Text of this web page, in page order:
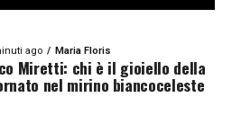
ago Maria Floris
Miretti: chi è il gioiello della
nel mirino biancoceleste